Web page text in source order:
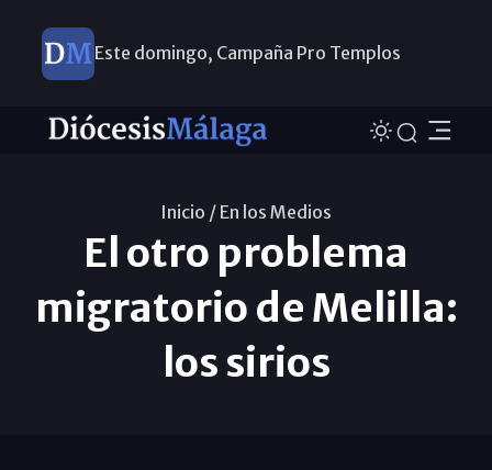
Este domingo, Campaña Pro Templos
Inicio / En los Medios
El otro problema
migratorio de Melilla:
los sirios